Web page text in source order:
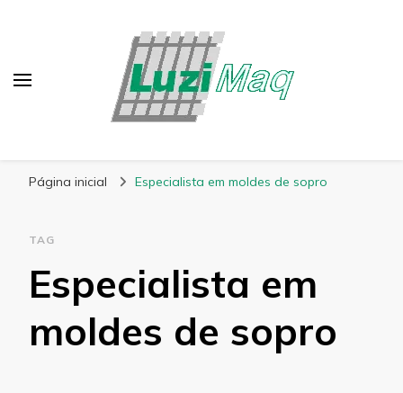
Página inicial Especialista em moldes de sopro
TAG
Especialista em
moldes de sopro